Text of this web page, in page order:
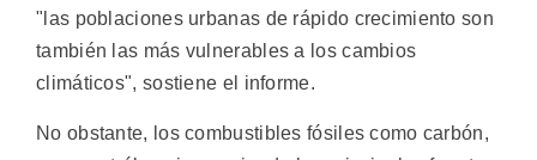
"las poblaciones urbanas de rápido crecimiento son
también las más vulnerables a los cambios
climáticos", sostiene el informe.
No obstante, los combustibles fósiles como carbón,